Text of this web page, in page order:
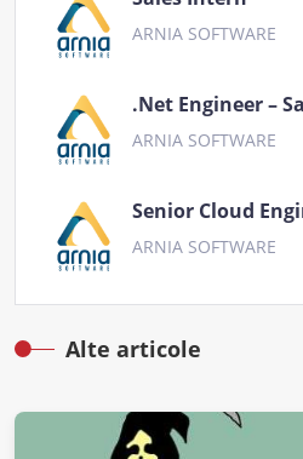
ARNIA SOFTWARE
.Net Engineer –
ARNIA SOFTWARE
Senior Cloud
ARNIA SOFTWARE
Alte articole